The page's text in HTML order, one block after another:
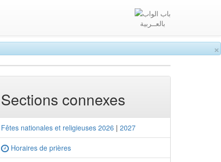
×
بالعــربية
Sections connexes
Fêtes nationales et religieuses 2026 | 2027
Horaires de prières